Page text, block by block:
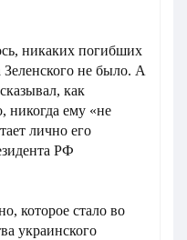
никаких погибших
не было. А
как
никогда ему «не
лично его
РФ
которое стало во
украинского